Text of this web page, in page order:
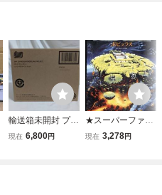
輸送箱未開封 プレ
ミアムバンダイ限
現在 6,800円
★スーパーファミ
コン★箱説付★ポ
現在 3,278円